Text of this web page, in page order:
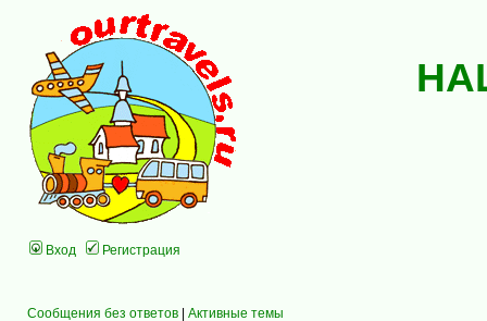
Вход Регистрация
Сообщения без ответов | Активные темы